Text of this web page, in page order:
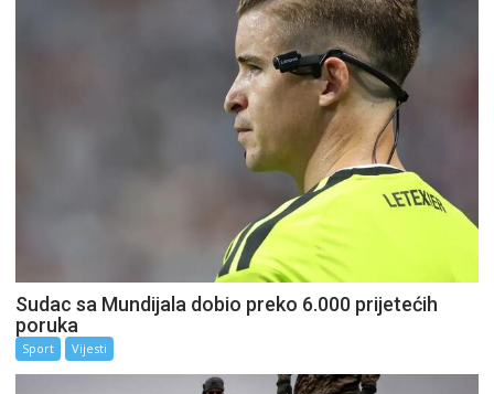
Sudac sa Mundijala dobio preko 6.000 prijetećih
poruka
Sport Vijesti